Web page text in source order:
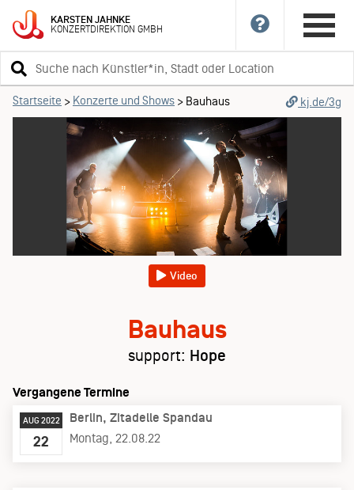
KARSTENJAHNKE
KONZERTDIREKTIONGMBH
Suchbegriff
eingeben
Startseite > Konzerte und Shows > Bauhaus kj.de/3g
Video
Bauhaus
support: Hope
Vergangene Termine
AUG 2022
22
Berlin Zitadelle Spandau
Montag, 22.08.22